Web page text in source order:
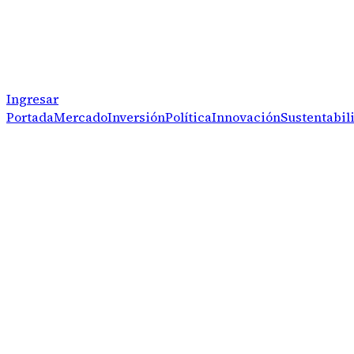
Ingresar
PortadaMercadoInversiónPolíticaInnovación